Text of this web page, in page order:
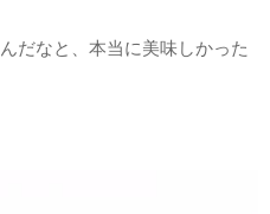
だなと、本当に美味しかった